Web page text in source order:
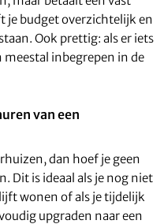
je budget overzichtelijk en
Ook prettig: als er iets
inbegrepen in de
van een
dan hoef je geen
Dit is ideaal als je nog niet
wonen of als je tijdelijk
upgraden naar een